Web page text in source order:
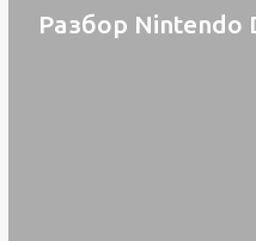
Разбор Nintendo